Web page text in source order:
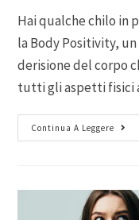
Hai qualche chilo in
la Body Positivity,
derisione del corpo
tutti gli aspetti fisici
Continua A Leggere